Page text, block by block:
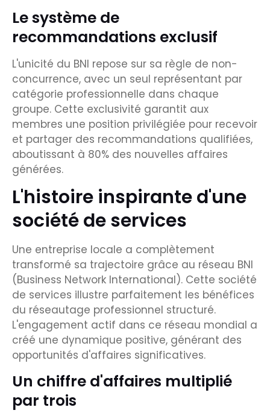
Le système de
recommandations exclusif
L'unicité du BNI repose sur sa règle de non-
concurrence, avec un seul représentant par
catégorie professionnelle dans chaque
groupe. Cette exclusivité garantit aux
membres une position privilégiée pour recevoir
et partager des recommandations qualifiées,
aboutissant à 80% des nouvelles affaires
générées.
L'histoire inspirante d'une
société de services
Une entreprise locale a complètement
transformé sa trajectoire grâce au réseau BNI
(Business Network International). Cette société
de services illustre parfaitement les bénéfices
du réseautage professionnel structuré.
L'engagement actif dans ce réseau mondial a
créé une dynamique positive, générant des
opportunités d'affaires significatives.
Un chiffre d'affaires multiplié
par trois